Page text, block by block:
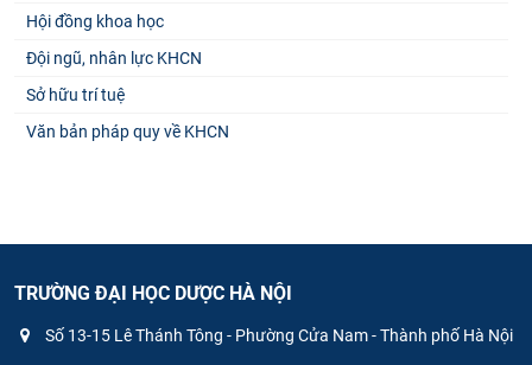
Hội đồng khoa học
Đội ngũ, nhân lực KHCN
Sở hữu trí tuệ
Văn bản pháp quy về KHCN
TRƯỜNG ĐẠI HỌC DƯỢC HÀ NỘI
Số 13-15 Lê Thánh Tông - Phường Cửa Nam - Thành phố Hà Nội